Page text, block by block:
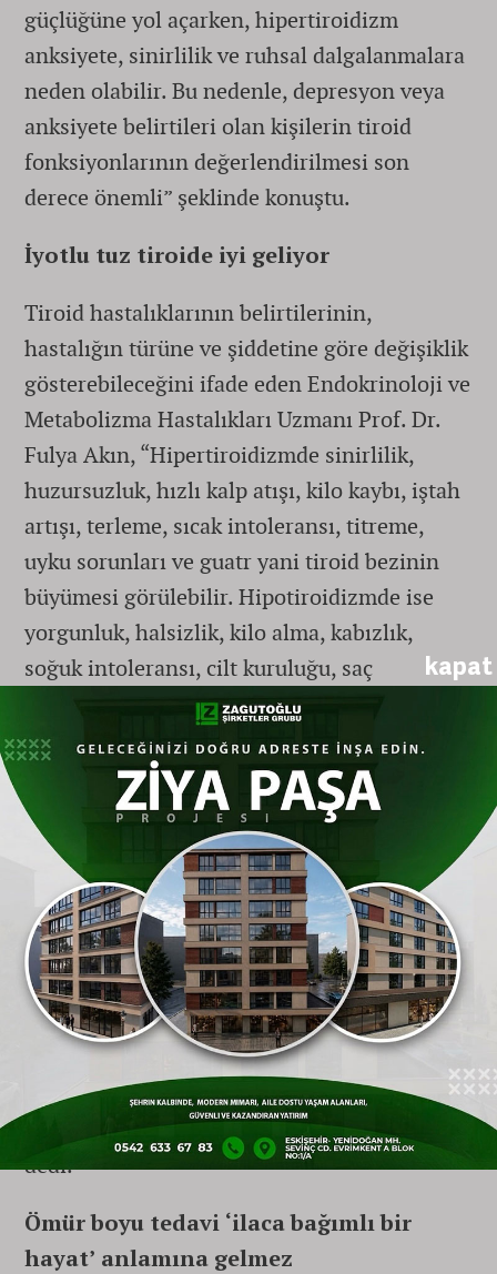
kapat
güçlüğüne yol açarken, hipertiroidizm
anksiyete, sinirlilik ve ruhsal dalgalanmalara
neden olabilir. Bu nedenle, depresyon veya
anksiyete belirtileri olan kişilerin tiroid
fonksiyonlarının değerlendirilmesi son
derece önemli” şeklinde konuştu.
İyotlu tuz tiroide iyi geliyor
Tiroid hastalıklarının belirtilerinin,
hastalığın türüne ve şiddetine göre değişiklik
gösterebileceğini ifade eden Endokrinoloji ve
Metabolizma Hastalıkları Uzmanı Prof. Dr.
Fulya Akın, “Hipertiroidizmde sinirlilik,
huzursuzluk, hızlı kalp atışı, kilo kaybı, iştah
artışı, terleme, sıcak intoleransı, titreme,
uyku sorunları ve guatr yani tiroid bezinin
büyümesi görülebilir. Hipotiroidizmde ise
yorgunluk, halsizlik, kilo alma, kabızlık,
soğuk intoleransı, cilt kuruluğu, saç
dökülmesi, unutkanlık, depresyon ve guatr
ortaya çıkabilir. Bu hastalıkların gelişiminde
hem genetik hem de çevresel faktörler
birlikte rol oynar. Ailede hastalık öyküsü
varsa kişinin de tiroitle ilgili bir problem
yaşama olasılığı artar. Bunun yanı sıra iyot
alımı, radyasyona maruz kalma, bazı
enfeksiyonlar, stres ve sigara kullanımı gibi
çevresel unsurlar da hastalığın
tetiklenmesinde veya seyrinde etki
gösterebilir. Öyle ki iyotlu tuz kullanan
gelişmiş ülkelerde tiroid ile ilgili
rahatsızlıkların görülme oranı düşüktür”
dedi.
Ömür boyu tedavi ‘ilaca bağımlı bir
hayat’ anlamına gelmez